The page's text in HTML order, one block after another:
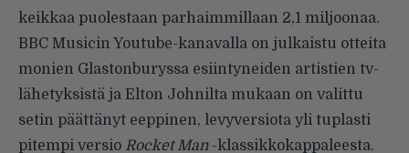
keikkaa puolestaan parhaimmillaan 2,1 miljoonaa.
BBC Musicin Youtube-kanavalla on julkaistu otteita
monien Glastonburyssa esiintyneiden artistien tv-
lähetyksistä ja Elton Johnilta mukaan on valittu
setin päättänyt eeppinen, levyversiota yli tuplasti
pitempi versio Rocket Man-klassikkokappaleesta.